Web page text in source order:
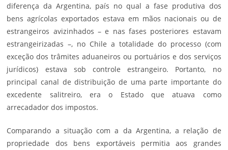
diferença da Argentina, país no qual a fase produtiva dos
bens agrícolas exportados estava em mãos nacionais ou de
estrangeiros avizinhados – e nas fases posteriores estavam
estrangeirizadas –, no Chile a totalidade do processo (com
exceção dos trâmites aduaneiros ou portuários e dos serviços
jurídicos) estava sob controle estrangeiro. Portanto, no
principal canal de distribuição de uma parte importante do
excedente salitreiro, era o Estado que atuava como
arrecadador dos impostos.
Comparando a situação com a da Argentina, a relação de
propriedade dos bens exportáveis permitia aos grandes